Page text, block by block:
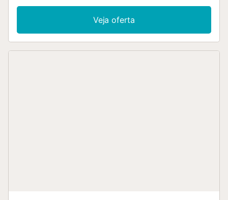
jardim gramado com árvores, um jardim comunitário
gramado com árvores e vistas deslumbrantes da piscina e
do jardim. Seu conforto e a proximidade da praia, lugares
para fazer compras, atividades esportivas e opções de
Veja oferta